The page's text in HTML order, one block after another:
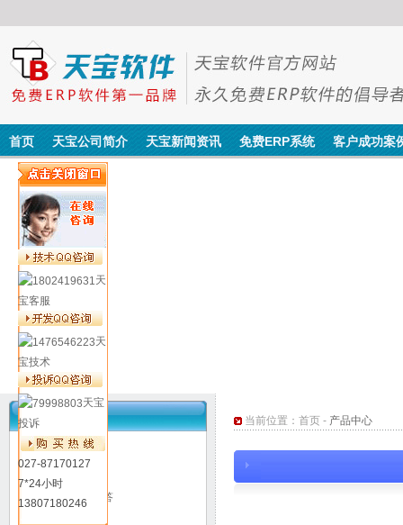
首页 天宝公司简介 天宝新闻资讯 免费ERP系统 客户成功案
新闻动态
常见问题解答
当前位置： 首页 - 产品中心
天
宝客服
天
宝技术
天宝
投诉
027-87170127
7*24小时
13807180246